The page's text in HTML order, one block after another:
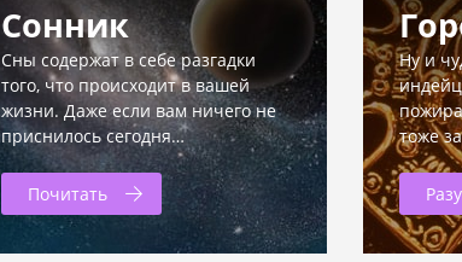
Сонник
Сны содержат в себе разгадки
того, что происходит в вашей
жизни. Даже если вам ничего не
приснилось сегодня…
Почитать
Ну и
тоже